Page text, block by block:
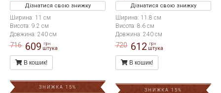
Дізнатися свою знижку
Ширина: 11 см
Висота: 9.2 см
Довжина: 240 см
716 609 грн
штука
В кошик!
Дізнатися свою знижку
Ширина: 11.8 см
Висота: 8.6 см
Довжина: 240 см
720 612 грн
штука
В кошик!
ЗНИЖКА 15%
ЗНИЖКА 15%